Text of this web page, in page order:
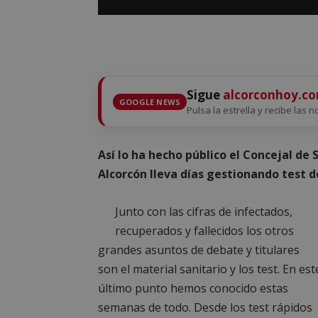
GOOGLE NEWS Sigue
Pulsa la estrella y recibe las
Así lo ha hecho público el Concejal de
Alcorcón lleva días gestionando test
Junto con las cifras de infectados,
recuperados y fallecidos los otros
grandes asuntos de debate y titulares
son el material sanitario y los test. En
último punto hemos conocido estas
semanas de todo. Desde los test rápidos